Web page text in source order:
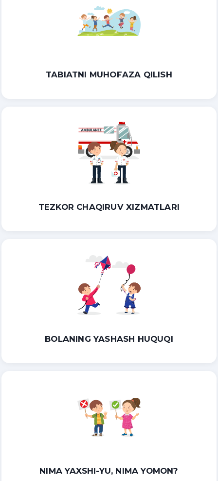
TABIATNI MUHOFAZA QILISH
TEZKOR CHAQIRUV XIZMATLARI
BOLANING YASHASH HUQUQI
NIMA YAXSHI-YU, NIMA YOMON?